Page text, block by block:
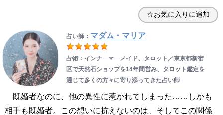
☆お気に入りに追加
占い師： マダム・マリア
占術：インナーマーメイド、タロット／東京都新宿
区で天然石ショップを14年間営み、タロット鑑定を
通じて多くの方々に寄り添ってきた占い師
既婚者なのに、他の異性に惹かれてしまった……しかも
相手も既婚者。この想いに抗えないのは、そしてこの関係